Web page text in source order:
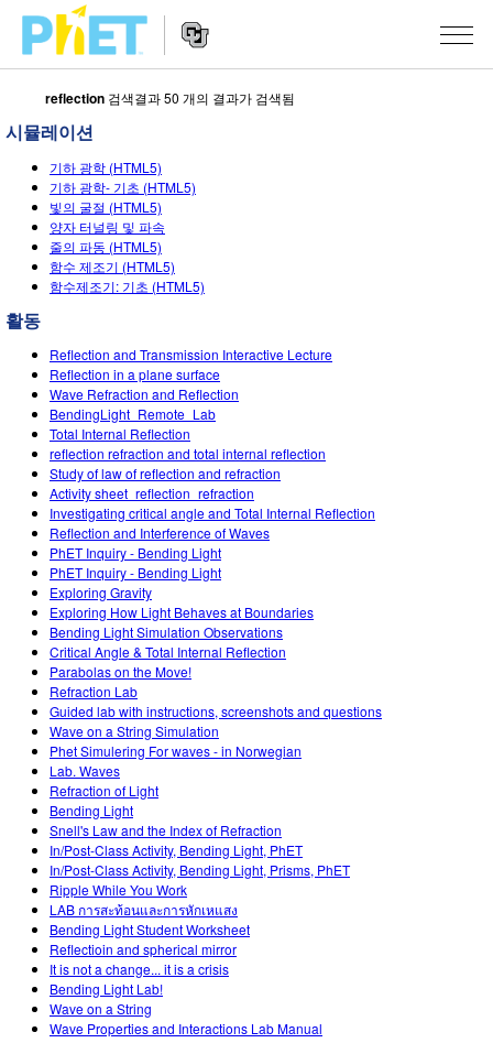
PhET
웹
사
이
트
검
색
시뮬레이션
모든 심(Sims)
물리학
수학 및 통계학
지구 및 우주
생물학
번역된 시뮬레이션
Customizable Sims
STUDIO
About Studio
Customizable Sims
Purchase a License
수업
활동 검색
활동 기여 지침
가상 워크숍
Professional Learning with PhET
Teaching with PhET
연구
시도/주도권
포용적 디자인
PhET 글로벌
Data Fluency
STEM Ed의 DEIB
SceneryStack OSE
Impact Report
로그인/등록
로그인/등록
reflection 검색결과 50 개의 결과가 검색됨
시뮬레이션
기하 광학 (HTML5)
기하 광학- 기초 (HTML5)
빛의 굴절 (HTML5)
양자 터널링 및 파속
줄의 파동 (HTML5)
함수 제조기 (HTML5)
함수제조기: 기초 (HTML5)
활동
Reflection and Transmission Interactive Lecture
Reflection in a plane surface
Wave Refraction and Reflection
BendingLight_Remote_Lab
Total Internal Reflection
reflection refraction and total internal reflection
Study of law of reflection and refraction
Activity sheet_reflection_refraction
Investigating critical angle and Total Internal Reflection
Reflection and Interference of Waves
PhET Inquiry - Bending Light
PhET Inquiry - Bending Light
Exploring Gravity
Exploring How Light Behaves at Boundaries
Bending Light Simulation Observations
Critical Angle & Total Internal Reflection
Parabolas on the Move!
Refraction Lab
Guided lab with instructions, screenshots and questions
Wave on a String Simulation
Phet Simulering For waves - in Norwegian
Lab. Waves
Refraction of Light
Bending Light
Snell's Law and the Index of Refraction
In/Post-Class Activity, Bending Light, PhET
In/Post-Class Activity, Bending Light, Prisms, PhET
Ripple While You Work
LAB การสะท้อนและการหักเหแสง
Bending Light Student Worksheet
Reflectioin and spherical mirror
It is not a change... it is a crisis
Bending Light Lab!
Wave on a String
Wave Properties and Interactions Lab Manual